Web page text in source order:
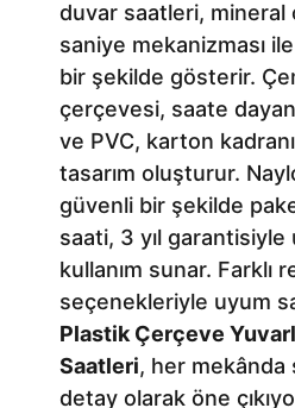
duvar saatleri, mineral
saniye mekanizması
bir şekilde gösterir.
çerçevesi, saate
ve PVC, karton
tasarım oluşturur.
güvenli bir şekilde
saati, 3 yıl
kullanım sunar. Farklı
seçenekleriyle uyum
Plastik Çerçeve
Saatleri, her mekânda
detay olarak öne